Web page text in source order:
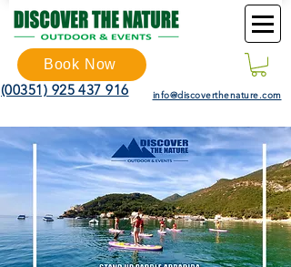
Book Now
(00351) 925 437 916 info@discoverthenature.com